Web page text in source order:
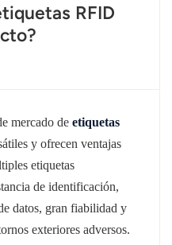
Deutsch
Español
Português
Nederland
RFID
mercado deetiquetas
y ofrecen ventajas
etiquetas
de identificación,
datos, gran fiabilidad y
exteriores adversos.